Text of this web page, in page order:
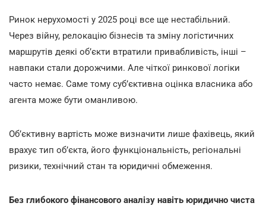
Ринок нерухомості у 2025 році все ще нестабільний.
Через війну, релокацію бізнесів та зміну логістичних
маршрутів деякі об’єкти втратили привабливість, інші –
навпаки стали дорожчими. Але чіткої ринкової логіки
часто немає. Саме тому суб’єктивна оцінка власника або
агента може бути оманливою.
Об’єктивну вартість може визначити лише фахівець, який
врахує тип об’єкта, його функціональність, регіональні
ризики, технічний стан та юридичні обмеження.
Без глибокого фінансового аналізу навіть юридично чиста